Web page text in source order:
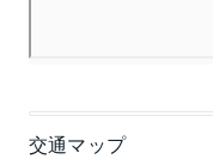
交通マップ